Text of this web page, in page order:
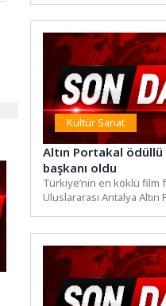
Kültür Sanat
Altın Portakal
başkanı oldu
Türkiye’nin en köklü film
Uluslararası Antalya Altın